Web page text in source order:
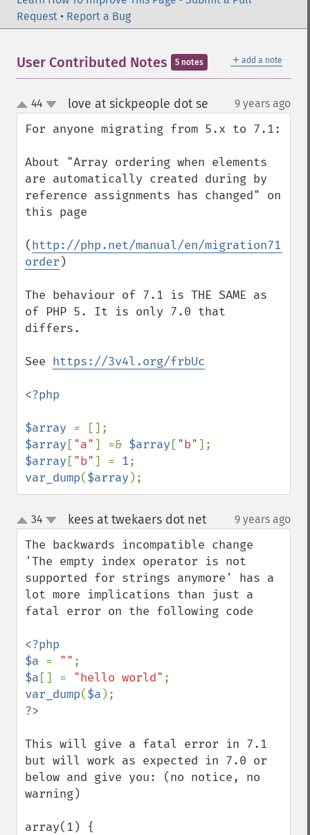
Request • Report a Bug
＋ add a note
User Contributed Notes 5 notes
up
down
44 love at sickpeople dot se 9 years ago
For anyone migrating from 5.x to 7.1:
About "Array ordering when elements
are automatically created during by
reference assignments has changed" on
this page
(http://php.net/manual/en/
order )
The behaviour of 7.1 is THE SAME as
of PHP 5. It is only 7.0 that
differs.
See https://3v4l.org/frbUc
<?php
$array
$array ["a"] =& $array ["b"
$array ["b"] = 1
var_dump($array );
up
down
34 kees at twekaers dot net¶ 9 years ago
The backwards incompatible change
'The empty index operator is not
supported for strings anymore' has a
lot more implications than just a
fatal error on the following code
<?php
$a = ""
$a [] = "hello world"
var_dump($a
This will give a fatal error in 7.1
but will work as expected in 7.0 or
below and give you: (no notice, no
warning)
array(1) {